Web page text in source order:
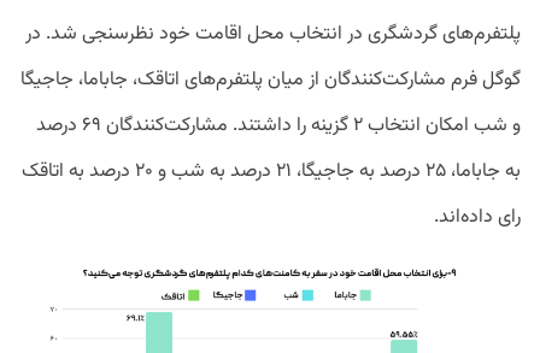
پلتفرم‌های گردشگری در انتخاب محل اقامت خود نظرسنجی شد. در
گوگل فرم مشارکت‌‎کنندگان از میان پلتفرم‌های اتاقک، جاباما، جاجیگا
و شب امکان انتخاب ۲ گزینه را داشتند. مشارکت‌کنندگان ۶۹ درصد
به جاباما، ۲۵ درصد به جاجیگا، ۲۱ درصد به شب و ۲۰ درصد به اتاقک
رای داده‌اند.